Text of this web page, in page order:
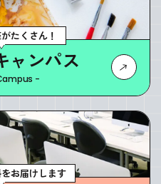
たくさん！
ャンパス
-
お届けします